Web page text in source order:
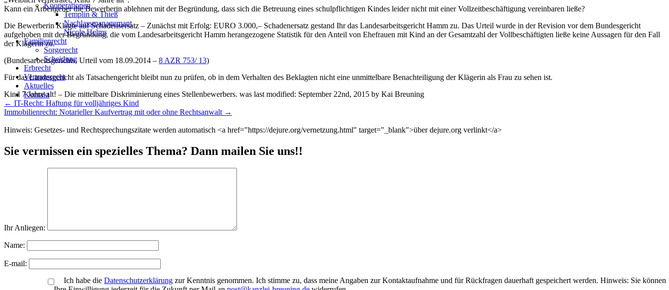
Kooperationen
Templin & Thieß
Nachlassmanagemant
Nicole Helms
Familienrecht
Sorgerecht
Scheidung
Erbrecht
Vertragsrecht
Aktuelles
Kontakt
Kann ein Arbeitgeber die Bewerberin ablehnen mit der Begründung, dass sich die Betreuung eines schulpflichtigen Kindes leider nicht mit einer Vollzeitbeschäftigung vereinbaren ließe?
Die Bewerberin Klagte auf Schadensersatz – Zunächst mit Erfolg: EURO 3.000,– Schadenersatz gestand Ihr das Landesarbeitsgericht Hamm zu. Das Urteil wurde in der Revision vor dem Bundesgericht
aufgehoben mit der Begründung, die vom Landesarbeitsgericht Hamm herangezogene Statistik für den Anteil von Ehefrauen mit Kind an der Gesamtzahl der Vollbeschäftigten ließe keine Aussagen für den Fall
der Klägerin zu.
(Bundesarbeitsgerichts, Urteil vom 18.09.2014 – 8 AZR 753/ 13)
Für das Landesgericht als Tatsachengericht bleibt nun zu prüfen, ob in dem Verhalten des Beklagten nicht eine unmittelbare Benachteiligung der Klägerin als Frau zu sehen ist.
Kind 7 Jahre alt! – Die mittelbare Diskriminierung eines Stellenbewerbers. was last modified: September 22nd, 2015 by Kai Breuning
Weitere
Meldungen
← IT-Recht: Haftung für volljähriges Kind
Immobilienrecht: Notarieller Kaufvertrag mit oder ohne Rechtsanwalt →
Hinweis: Gesetzes- und Rechtsprechungszitate werden automatisch <a href="https://dejure.org/vernetzung.html" target="_blank">über dejure.org verlinkt</a>
Sie vermissen ein spezielles Thema? Dann mailen Sie uns!!
Ihr Anliegen:
Name:
E-mail:
Ich habe die Datenschutzerklärung zur Kenntnis genommen. Ich stimme zu, dass meine Angaben zur Kontaktaufnahme und für Rückfragen dauerhaft gespeichert werden. Hinweis: Sie können